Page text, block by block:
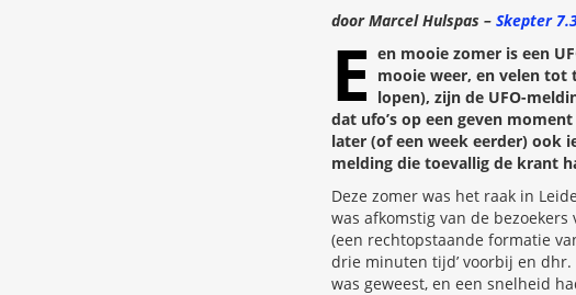
door Marcel Hulspas – Skepter
E en mooie zomer is een
mooie weer, en velen
lopen), zijn de UFO-
dat ufo’s op een geven
later (of een week eerder) ook
melding die toevallig de krant
Deze zomer was het raak in
was afkomstig van de bezoekers
(een rechtopstaande formatie
drie minuten tijd’ voorbij en
was geweest, en een snelheid